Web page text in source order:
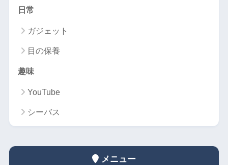
日常
ガジェット
目の保養
趣味
YouTube
シーバス
メニュー